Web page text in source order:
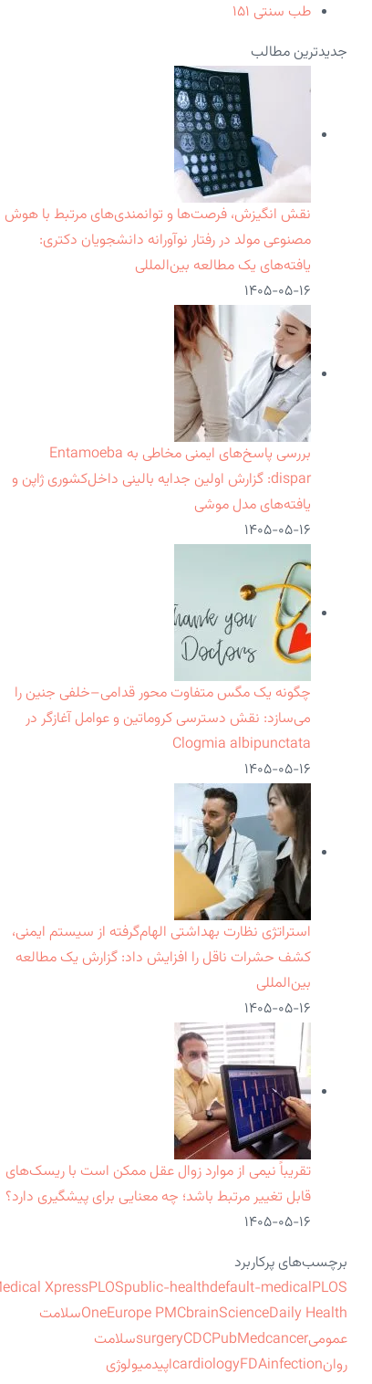
طب سنتی ۱۵۱
جدیدترین مطالب
نقش انگیزش، فرصت‌ها و توانمندی‌های مرتبط با هوش
مصنوعی مولد در رفتار نوآورانه دانشجویان دکتری:
یافته‌های یک مطالعه بین‌المللی
۱۴۰۵-۰۵-۱۶
بررسی پاسخ‌های ایمنی مخاطی به Entamoeba
dispar: گزارش اولین جدایه بالینی داخل‌کشوری ژاپن و
یافته‌های مدل موشی
۱۴۰۵-۰۵-۱۶
چگونه یک مگس متفاوت محور قدامی–خلفی جنین را
می‌سازد: نقش دسترسی کروماتین و عوامل آغازگر در
Clogmia albipunctata
۱۴۰۵-۰۵-۱۶
استراتژی نظارت بهداشتی الهام‌گرفته از سیستم ایمنی،
کشف حشرات ناقل را افزایش داد: گزارش یک مطالعه
بین‌المللی
۱۴۰۵-۰۵-۱۶
تقریباً نیمی از موارد زوال عقل ممکن است با ریسک‌های
قابل تغییر مرتبط باشد؛ چه معنایی برای پیشگیری دارد؟
۱۴۰۵-۰۵-۱۶
برچسب‌های پرکاربرد
XpressPLOSpublic-healthdefault-medicalPLOS
OneEurope PMCbrainScienceDaily Health
سلامت
عمومی
surgeryCDCPubMedcancer
سلامت
روان
cardiologyFDAinfection
اپیدمیولوژی